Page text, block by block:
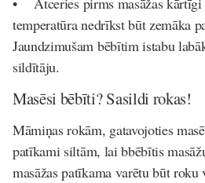
temperatūra nedrīkst būt zemāka
Jaundzimušam bēbītim istabu
sildītāju.
Masēsi bēbīti? Sasildi rokas!
Māmiņas rokām, gatavojoties
patīkami siltām, lai bbēbītis
masāžas patīkama varētu būt